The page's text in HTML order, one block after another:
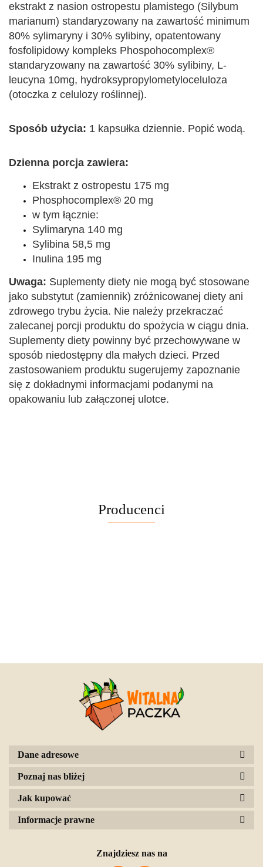
ekstrakt z nasion ostropestu plamistego (Silybum
marianum) standaryzowany na zawartość minimum
80% sylimaryny i 30% sylibiny, opatentowany
fosfolipidowy kompleks Phospohocomplex®
standaryzowany na zawartość 30% sylibiny, L-
leucyna 10mg, hydroksypropylometyloceluloza
(otoczka z celulozy roślinnej).
Sposób użycia: 1 kapsułka dziennie. Popić wodą.
Dzienna porcja zawiera:
Ekstrakt z ostropestu 175 mg
Phosphocomplex® 20 mg
w tym łącznie:
Sylimaryna 140 mg
Sylibina 58,5 mg
Inulina 195 mg
Uwaga: Suplementy diety nie mogą być stosowane
jako substytut (zamiennik) zróżnicowanej diety ani
zdrowego trybu życia. Nie należy przekraczać
zalecanej porcji produktu do spożycia w ciągu dnia.
Suplementy diety powinny być przechowywane w
sposób niedostępny dla małych dzieci. Przed
zastosowaniem produktu sugerujemy zapoznanie
się z dokładnymi informacjami podanymi na
opakowaniu lub załączonej ulotce.
Producenci
Dane adresowe
Poznaj nas bliżej
Jak kupować
Informacje prawne
Znajdziesz nas na